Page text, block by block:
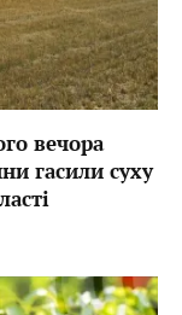
вечора
гасили суху